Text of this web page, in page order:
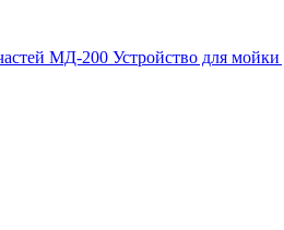
МД-200 Устройство для